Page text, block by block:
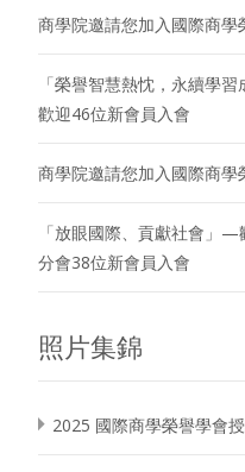
商學院邀請您加入國際商學
「榮譽智慧熱忱，永續學
歡迎46位新會員入會
商學院邀請您加入國際商學
「放眼國際、貢獻社會」
分會38位新會員入會
照片集錦
2025 國際商學榮譽學會